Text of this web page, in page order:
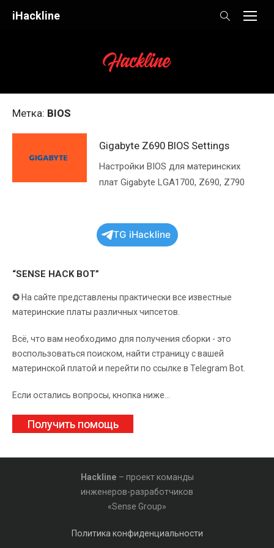
iHackline
Метка: BIOS
Gigabyte Z690 BIOS Settings
Настройки BIOS для материнских
плат Gigabyte LGA1700, Z690, Z790
TG iHackline
“SENSE HACK BOT”
✪ На сайте представлены практически все известные
материнские платы различных чипсетов.
Всё, что вам необходимо для получения сборки - это
воспользоваться поиском, найти страницу с вашей
материнской платой и перейти по ссылке в Telegram Bot.
Если остались вопросы, кнопка ниже...
Получить помощь
Hackline – проект команды
инженеров-разработчиков
«Sense Group»
Политика конфиденциальности